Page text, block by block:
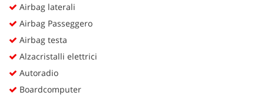
Airbag laterali
Airbag Passeggero
Airbag testa
Alzacristalli elettrici
Autoradio
Boardcomputer